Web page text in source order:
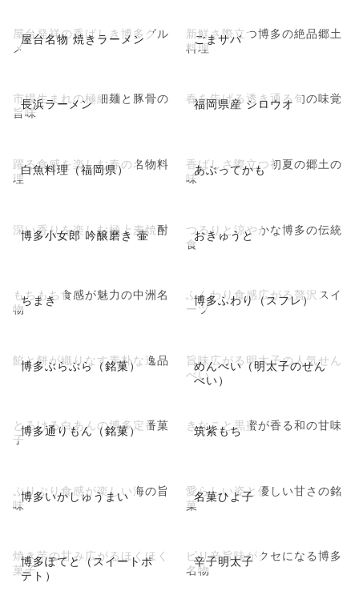
屋台名物 焼きラーメン
屋台発祥の香ばしき博多グル
メ
ごまサバ
新鮮さ際立つ博多の絶品郷土
料理
長浜ラーメン
市場生まれの極細麺と豚骨の
旨味
福岡県産 シロウオ
春を告げる透き通る旬の味覚
白魚料理（福岡県）
躍る食感を楽しむ春の名物料
理
あぶってかも
香ばしさ際立つ初夏の郷土の
味
博多小女郎 吟醸磨き 壷
深い香りを楽しむ極上麦焼酎 おきゅうと
つるりと涼やかな博多の伝統
食
ちまき
もちもち食感が魅力の中洲名
物
博多ふわり（スフレ）
ふんわり食感広がる贅沢スイ
ーツ
博多ぶらぶら（銘菓）
餡と餅が織りなす素朴な逸品
めんべい（明太子のせん
べい）
旨味広がる明太子の人気せん
べい
博多通りもん（銘菓）
とろける白あんの博多定番菓
子
筑紫もち
きなこと黒蜜が香る和の甘味
博多いかしゅうまい
ぷりぷり食感が楽しい海の旨
味
名菓ひよ子
愛らしい姿と優しい甘さの銘
菓
博多ぽてと（スイートポ
テト）
焼き芋の甘み広がるほくほく
菓子
辛子明太子
ピリ辛旨味がクセになる博多
名物